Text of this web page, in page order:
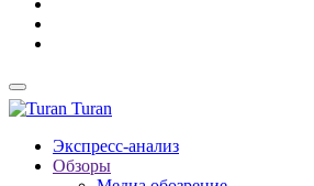
Turan
Экспресс-анализ
Обзоры